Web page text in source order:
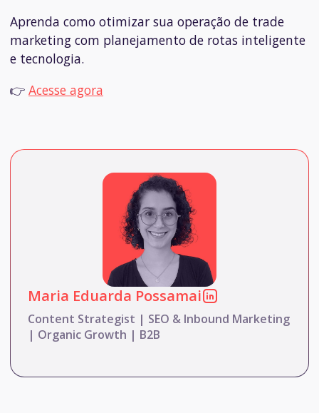
Aprenda como otimizar sua operação de trade
marketing com planejamento de rotas inteligente
e tecnologia.
👉 Acesse agora
Maria Eduarda Possamai
Content Strategist | SEO & Inbound Marketing
| Organic Growth | B2B